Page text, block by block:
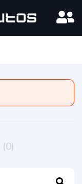
(0)